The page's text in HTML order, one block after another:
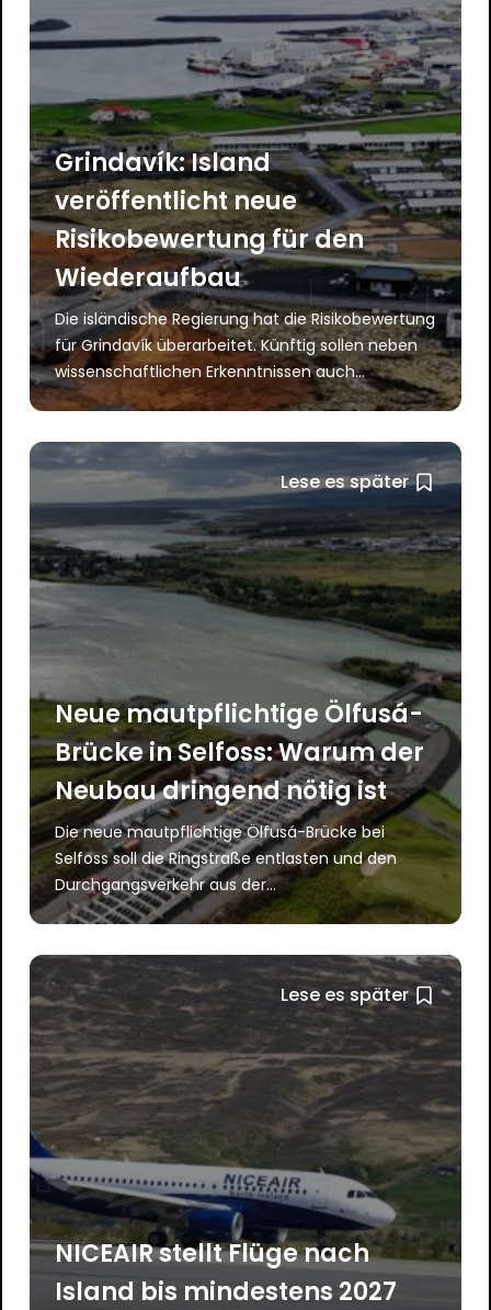
Grindavík: Island
veröffentlicht neue
Risikobewertung für den
Wiederaufbau
Die isländische Regierung hat die Risikobewertung
für Grindavík überarbeitet. Künftig sollen neben
wissenschaftlichen Erkenntnissen auch...
Lese es später
Neue mautpflichtige Ölfusá-
Brücke in Selfoss: Warum der
Neubau dringend nötig ist
Die neue mautpflichtige Ölfusá-Brücke bei
Selfoss soll die Ringstraße entlasten und den
Durchgangsverkehr aus der...
Lese es später
NICEAIR stellt Flüge nach
Island bis mindestens 2027